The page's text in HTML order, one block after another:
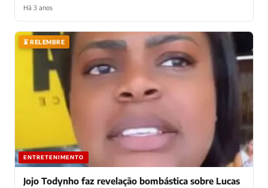
Há 3 anos
⏳ RELEMBRE
ENTRETENIMENTO
Jojo Todynho faz revelação bombástica sobre Lucas